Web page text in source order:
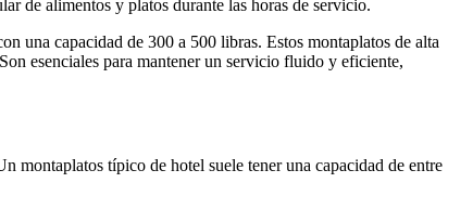
de alimentos y platos durante las horas de servicio.
una capacidad de 300 a 500 libras. Estos montaplatos de alta
esenciales para mantener un servicio fluido y eficiente,
montaplatos típico de hotel suele tener una capacidad de entre